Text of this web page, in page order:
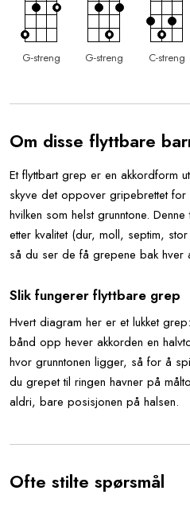
G-streng G-streng C-streng
Om disse flyttbare
Et flyttbart grep er en akkordform
skyve det oppover gripebrettet
hvilken som helst grunntone.
etter kvalitet (dur, moll, septim,
så du ser de få grepene bak hver
Slik fungerer flyttbare grep
Hvert diagram her er et lukket
bånd opp hever akkorden en
hvor grunntonen ligger, så for å
du grepet til ringen havner på
aldri, bare posisjonen på halsen.
Ofte stilte spørsmål